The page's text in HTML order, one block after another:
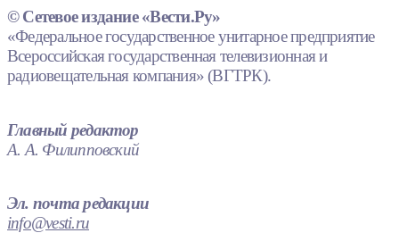
© Сетевое издание «Вести.Ру»
«Федеральное государственное унитарное предприятие
Всероссийская государственная телевизионная и
радиовещательная компания» (ВГТРК).
Главный редактор
А. А. Филипповский
Эл. почта редакции
info@vesti.ru